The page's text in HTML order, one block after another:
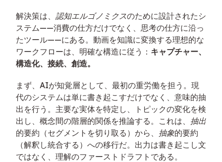
解決策は、 認知エルゴノミクスのために設計されたシ
ステム——消費の仕方だけでなく、思考の仕方に沿っ
たツール——にある。動画を知識に変換する理想的な
ワークフローは、明確な構造に従う： キャプチャー、
構造化、接続、創造。
まず、AIが知覚層として、最初の重労働を担う。現
代のシステムは単に書き起こすだけでなく、意味的抽
出を行う。主要な実体を特定し、トピックの変化を検
出し、概念間の階層的関係を推論する。これは、 抽出
的要約（セグメントを切り取る）から、 抽象的要約
（解釈し統合する）への移行だ。出力は書き起こし文
ではなく、理解のファーストドラフトである。